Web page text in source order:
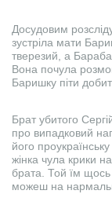
Досудовим
зустріла мати
тверезий, а
Вона почула
Баришку піти
Брат убитого
про випадковий
його
жінка чула крики
брата. Той їм щось
можеш на